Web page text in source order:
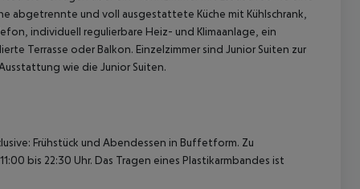
abgetrennte und voll ausgestattete Küche mit Kühlschrank,
individuell regulierbare Heiz- und Klimaanlage, ein
Terrasse oder Balkon. Einzelzimmer sind Junior Suiten zur
wie die Junior Suiten.
Frühstück und Abendessen in Buffetform. Zu
bis 22:30 Uhr. Das Tragen eines Plastikarmbandes ist